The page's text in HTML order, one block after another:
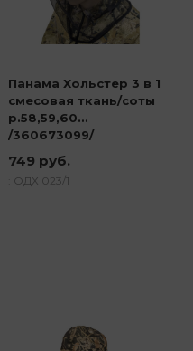
Панама Хольстер 3 в 1
смесовая ткань/соты
р.58,59,60
/360673099/
749 руб.
: ОДХ 023/1